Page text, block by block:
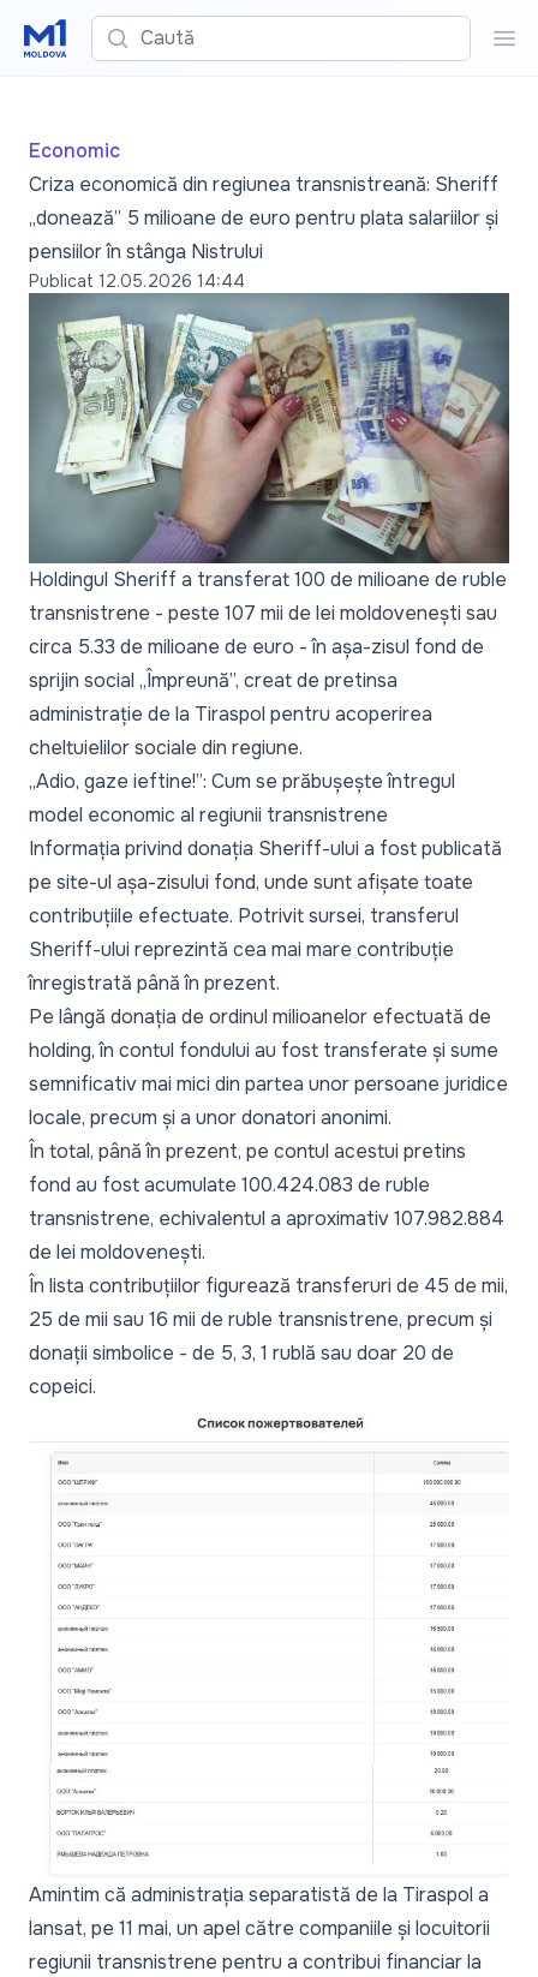
Caută
Economic
Criza economică din regiunea transnistreană: Sheriff
„donează” 5 milioane de euro pentru plata salariilor și
pensiilor în stânga Nistrului
Publicat 12.05.2026 14:44
Holdingul Sheriff a transferat 100 de milioane de ruble
transnistrene - peste 107 mii de lei moldovenești sau
circa 5.33 de milioane de euro - în așa-zisul fond de
sprijin social „Împreună”, creat de pretinsa
administrație de la Tiraspol pentru acoperirea
cheltuielilor sociale din regiune.
„Adio, gaze ieftine!”: Cum se prăbușește întregul
model economic al regiunii transnistrene
Informația privind donația Sheriff-ului a fost publicată
pe site-ul așa-zisului fond, unde sunt afișate toate
contribuțiile efectuate. Potrivit sursei, transferul
Sheriff-ului reprezintă cea mai mare contribuție
înregistrată până în prezent.
Pe lângă donația de ordinul milioanelor efectuată de
holding, în contul fondului au fost transferate și sume
semnificativ mai mici din partea unor persoane juridice
locale, precum și a unor donatori anonimi.
În total, până în prezent, pe contul acestui pretins
fond au fost acumulate 100.424.083 de ruble
transnistrene, echivalentul a aproximativ 107.982.884
de lei moldovenești.
În lista contribuțiilor figurează transferuri de 45 de mii,
25 de mii sau 16 mii de ruble transnistrene, precum și
donații simbolice - de 5, 3, 1 rublă sau doar 20 de
copeici.
Amintim că administrația separatistă de la Tiraspol a
lansat, pe 11 mai, un apel către companiile și locuitorii
regiunii transnistrene pentru a contribui financiar la